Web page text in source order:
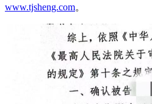
www.tjsheng.com。